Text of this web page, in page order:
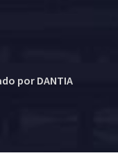
por DANTIA